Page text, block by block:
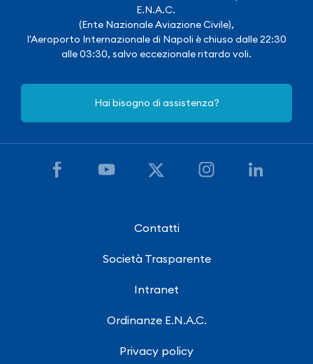
E.N.A.C.
(Ente Nazionale Aviazione Civile),
l'Aeroporto Internazionale di Napoli è chiuso dalle 22:30
alle 03:30, salvo eccezionale ritardo voli.
Hai bisogno di assistenza?
Contatti
Società Trasparente
Intranet
Ordinanze E.N.A.C.
Privacy policy